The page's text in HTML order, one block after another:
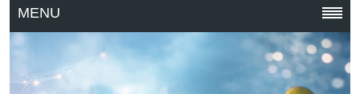
MENU